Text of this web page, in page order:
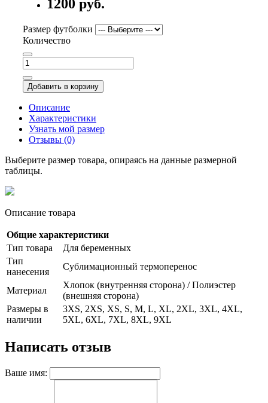
1200 руб.
Размер футболки
Количество
Добавить в корзину
Описание
Характеристики
Узнать мой размер
Отзывы (0)
Выберите размер товара, опираясь на данные размерной
таблицы.
Описание товара
Общие характеристики
Тип товара
Для беременных
Тип
нанесения
Сублимационный термоперенос
Материал
Хлопок (внутренняя сторона) / Полиэстер
(внешняя сторона)
Размеры в
наличии
3XS, 2XS, XS, S, M, L, XL, 2XL, 3XL, 4XL,
5XL, 6XL, 7XL, 8XL, 9XL
Написать отзыв
Ваше имя: